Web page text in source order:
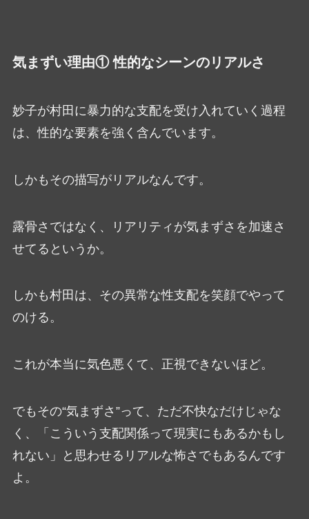
気まずい理由① 性的なシーンのリアルさ
妙子が村田に暴力的な支配を受け入れていく過程
は、性的な要素を強く含んでいます。
しかもその描写がリアルなんです。
露骨さではなく、リアリティが気まずさを加速さ
せてるというか。
しかも村田は、その異常な性支配を笑顔でやって
のける。
これが本当に気色悪くて、正視できないほど。
でもその“気まずさ”って、ただ不快なだけじゃな
く、「こういう支配関係って現実にもあるかもし
れない」と思わせるリアルな怖さでもあるんです
よ。